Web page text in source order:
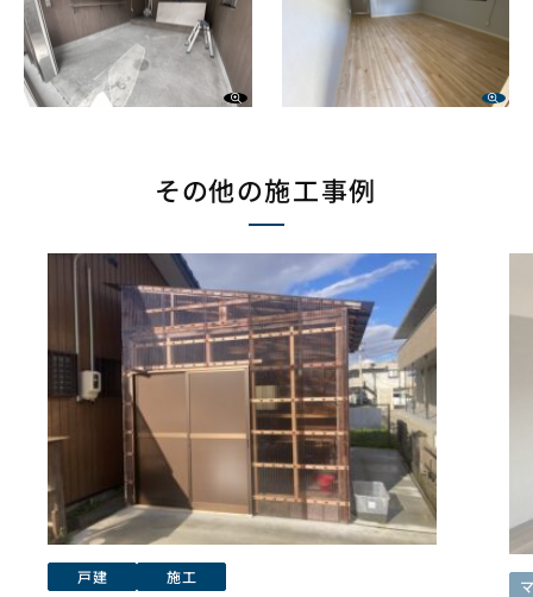
その他の施工事例
戸建 施工